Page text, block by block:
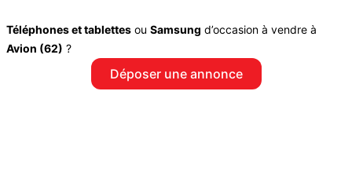
Téléphones et tablettes ou Samsung d’occasion à vendre à
Avion (62) ?
Déposer une annonce